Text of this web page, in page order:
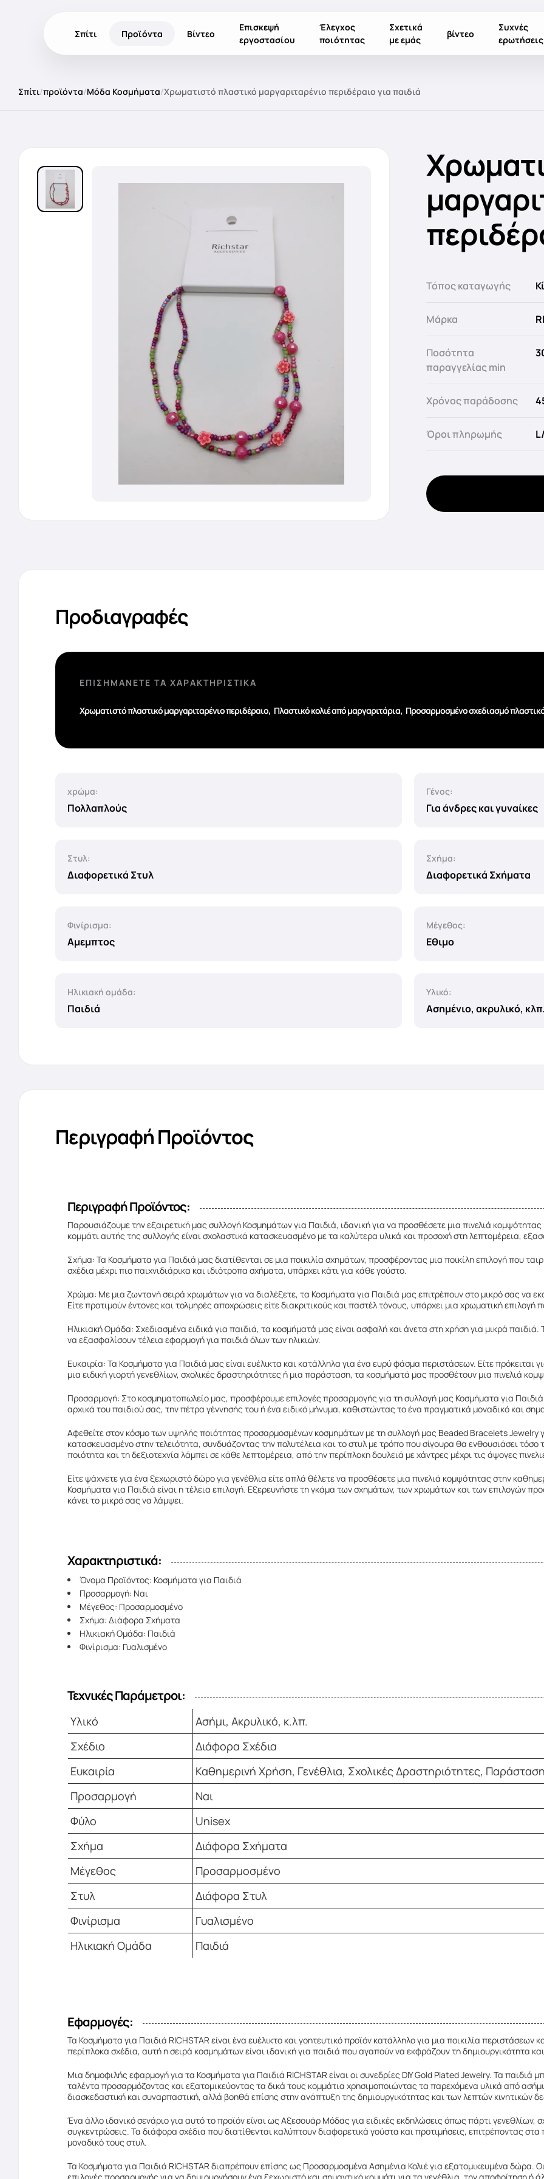
Σπίτι Προϊόντα Βίντεο
Επισκεψή
εργοστασίου
Έλεγχος
ποιότητας
Σχετικά
με εμάς
βίντεο
Συχνές
ερωτήσεις
Σπίτι/προϊόντα/Μόδα Κοσμήματα/Χρωματιστό πλαστικό μαργαριταρένιο περιδέραιο για παιδιά
Τόπος καταγωγής
Μάρκα
Ποσότητα
παραγγελίας min
Χρόνος παράδοσης
Όροι πληρωμής
Προδιαγραφές
ΕΠΙΣΗΜΆΝΕΤΕ ΤΑ ΧΑΡΑΚΤΗΡΙΣΤΙΚΆ
Χρωματιστό πλαστικό μαργαριταρένιο περιδέραιο, Πλαστικό κολιέ από μαργαριτάρια, Προσαρμοσμένο σχεδιασμό
χρώμα:
Πολλαπλούς
Γένος:
Για άνδρες και γυναίκες
Στυλ:
Διαφορετικά Στυλ
Σχήμα:
Διαφορετικά Σχήματα
Φινίρισμα:
Αμεμπτος
Μέγεθος:
Εθιμο
Ηλικιακή ομάδα:
Παιδιά
Υλικό:
Ασημένιο, ακρυλικό,
Περιγραφή Προϊόντος
Περιγραφή Προϊόντος:
Παρουσιάζουμε την εξαιρετική μας συλλογή Κοσμημάτων για Παιδιά, ιδανική για να προσθέσετε μια πινελιά
κομμάτι αυτής της συλλογής είναι σχολαστικά κατασκευασμένο με τα καλύτερα υλικά και προσοχή στη λεπτομέρεια,
Σχήμα: Τα Κοσμήματα για Παιδιά μας διατίθενται σε μια ποικιλία σχημάτων, προσφέροντας μια ποικίλη επιλογή που
σχέδια μέχρι πιο παιχνιδιάρικα και ιδιότροπα σχήματα, υπάρχει κάτι για κάθε γούστο.
Χρώμα: Με μια ζωντανή σειρά χρωμάτων για να διαλέξετε, τα Κοσμήματα για Παιδιά μας επιτρέπουν στο μικρό σας να
Είτε προτιμούν έντονες και τολμηρές αποχρώσεις είτε διακριτικούς και παστέλ τόνους, υπάρχει μια χρωματική επιλογή
Ηλικιακή Ομάδα: Σχεδιασμένα ειδικά για παιδιά, τα κοσμήματά μας είναι ασφαλή και άνετα στη χρήση για μικρά παιδιά.
να εξασφαλίσουν τέλεια εφαρμογή για παιδιά όλων των ηλικιών.
Ευκαιρία: Τα Κοσμήματα για Παιδιά μας είναι ευέλικτα και κατάλληλα για ένα ευρύ φάσμα περιστάσεων. Είτε πρόκειται
μια ειδική γιορτή γενεθλίων, σχολικές δραστηριότητες ή μια παράσταση, τα κοσμήματά μας προσθέτουν μια πινελιά
Προσαρμογή: Στο κοσμηματοπωλείο μας, προσφέρουμε επιλογές προσαρμογής για τη συλλογή μας Κοσμήματα για
αρχικά του παιδιού σας, την πέτρα γέννησής του ή ένα ειδικό μήνυμα, καθιστώντας το ένα πραγματικά μοναδικό και
Αφεθείτε στον κόσμο των υψηλής ποιότητας προσαρμοσμένων κοσμημάτων με τη συλλογή μας Beaded Bracelets Jewelry
κατασκευασμένο στην τελειότητα, συνδυάζοντας την πολυτέλεια και το στυλ με τρόπο που σίγουρα θα ενθουσιάσει
ποιότητα και τη δεξιοτεχνία λάμπει σε κάθε λεπτομέρεια, από την περίπλοκη δουλειά με χάντρες μέχρι τις άψογες
Είτε ψάχνετε για ένα ξεχωριστό δώρο για γενέθλια είτε απλά θέλετε να προσθέσετε μια πινελιά κομψότητας στην
Κοσμήματα για Παιδιά είναι η τέλεια επιλογή. Εξερευνήστε τη γκάμα των σχημάτων, των χρωμάτων και των επιλογών
κάνει το μικρό σας να λάμψει.
Χαρακτηριστικά:
Όνομα Προϊόντος: Κοσμήματα για Παιδιά
Προσαρμογή: Ναι
Μέγεθος: Προσαρμοσμένο
Σχήμα: Διάφορα Σχήματα
Ηλικιακή Ομάδα: Παιδιά
Φινίρισμα: Γυαλισμένο
Τεχνικές Παράμετροι:
Υλικό
Ασήμι, Ακρυλικό, κ.λπ.
Σχέδιο
Διάφορα Σχέδια
Ευκαιρία
Καθημερινή Χρήση, Γενέθλια, Σχολικές Δραστηριότητες,
Προσαρμογή
Ναι
Φύλο
Unisex
Σχήμα
Διάφορα Σχήματα
Μέγεθος
Προσαρμοσμένο
Στυλ
Διάφορα Στυλ
Φινίρισμα
Γυαλισμένο
Ηλικιακή Ομάδα
Παιδιά
Εφαρμογές:
Τα Κοσμήματα για Παιδιά RICHSTAR είναι ένα ευέλικτο και γοητευτικό προϊόν κατάλληλο για μια ποικιλία
περίπλοκα σχέδια, αυτή η σειρά κοσμημάτων είναι ιδανική για παιδιά που αγαπούν να εκφράζουν τη δημιουργικότητα
Μια δημοφιλής εφαρμογή για τα Κοσμήματα για Παιδιά RICHSTAR είναι οι συνεδρίες DIY Gold Plated Jewelry. Τα παιδιά
ταλέντα προσαρμόζοντας και εξατομικεύοντας τα δικά τους κομμάτια χρησιμοποιώντας τα παρεχόμενα υλικά από
διασκεδαστική και συναρπαστική, αλλά βοηθά επίσης στην ανάπτυξη της δημιουργικότητας και των λεπτών κινητικών
Ένα άλλο ιδανικό σενάριο για αυτό το προϊόν είναι ως Αξεσουάρ Μόδας για ειδικές εκδηλώσεις όπως πάρτι γενεθλίων,
συγκεντρώσεις. Τα διάφορα σχέδια που διατίθενται καλύπτουν διαφορετικά γούστα και προτιμήσεις, επιτρέποντας
μοναδικό τους στυλ.
Τα Κοσμήματα για Παιδιά RICHSTAR διαπρέπουν επίσης ως Προσαρμοσμένα Ασημένια Κολιέ για εξατομικευμένα δώρα.